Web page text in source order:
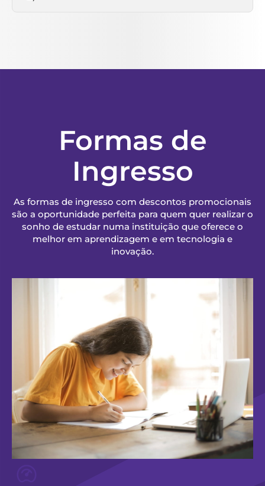
Formas de
Ingresso
As formas de ingresso com descontos promocionais
são a oportunidade perfeita para quem quer realizar o
sonho de estudar numa instituição que oferece o
melhor em aprendizagem e em tecnologia e
inovação.